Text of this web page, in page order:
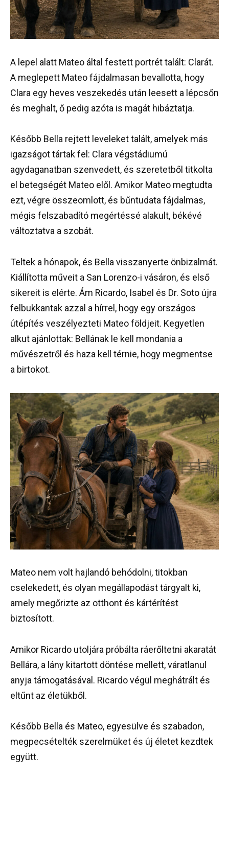
A lepel alatt Mateo által festett portrét talált: Clarát.
A meglepett Mateo fájdalmasan bevallotta, hogy
Clara egy heves veszekedés után leesett a lépcsőn
és meghalt, ő pedig azóta is magát hibáztatja.
Később Bella rejtett leveleket talált, amelyek más
igazságot tártak fel: Clara végstádiumú
agydaganatban szenvedett, és szeretetből titkolta
el betegségét Mateo elől. Amikor Mateo megtudta
ezt, végre összeomlott, és bűntudata fájdalmas,
mégis felszabadító megértéssé alakult, békévé
változtatva a szobát.
Teltek a hónapok, és Bella visszanyerte önbizalmát.
Kiállította műveit a San Lorenzo-i vásáron, és első
sikereit is elérte. Ám Ricardo, Isabel és Dr. Soto újra
felbukkantak azzal a hírrel, hogy egy országos
útépítés veszélyezteti Mateo földjeit. Kegyetlen
alkut ajánlottak: Bellának le kell mondania a
művészetről és haza kell térnie, hogy megmentse
a birtokot.
Mateo nem volt hajlandó behódolni, titokban
cselekedett, és olyan megállapodást tárgyalt ki,
amely megőrizte az otthont és kártérítést
biztosított.
Amikor Ricardo utoljára próbálta ráerőltetni akaratát
Bellára, a lány kitartott döntése mellett, váratlanul
anyja támogatásával. Ricardo végül meghátrált és
eltűnt az életükből.
Később Bella és Mateo, egyesülve és szabadon,
megpecsételték szerelmüket és új életet kezdtek
együtt.